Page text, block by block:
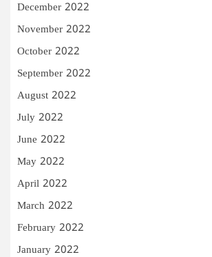
December 2022
November 2022
October 2022
September 2022
August 2022
July 2022
June 2022
May 2022
April 2022
March 2022
February 2022
January 2022